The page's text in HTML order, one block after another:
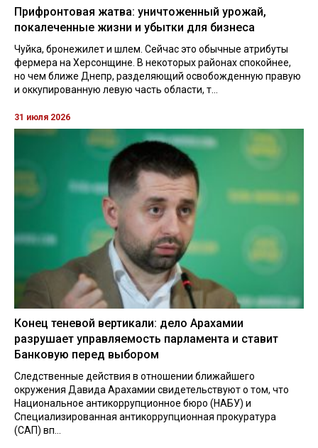
Прифронтовая жатва: уничтоженный урожай,
покалеченные жизни и убытки для бизнеса
Чуйка, бронежилет и шлем. Сейчас это обычные атрибуты
фермера на Херсонщине. В некоторых районах спокойнее,
но чем ближе Днепр, разделяющий освобожденную правую
и оккупированную левую часть области, т...
31 июля 2026
Конец теневой вертикали: дело Арахамии
разрушает управляемость парламента и ставит
Банковую перед выбором
Следственные действия в отношении ближайшего
окружения Давида Арахамии свидетельствуют о том, что
Национальное антикоррупционное бюро (НАБУ) и
Специализированная антикоррупционная прокуратура
(САП) вп...